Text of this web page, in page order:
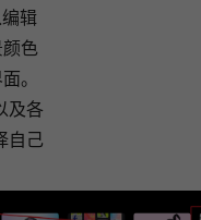
辑
色
。
及各
自己